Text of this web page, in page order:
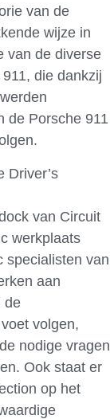
van de
wijze in
van de diverse
die dankzij
de Porsche 911
Driver’s
van Circuit
werkplaats
specialisten van
aan
de
volgen,
nodige vragen
Ook staat er
op het